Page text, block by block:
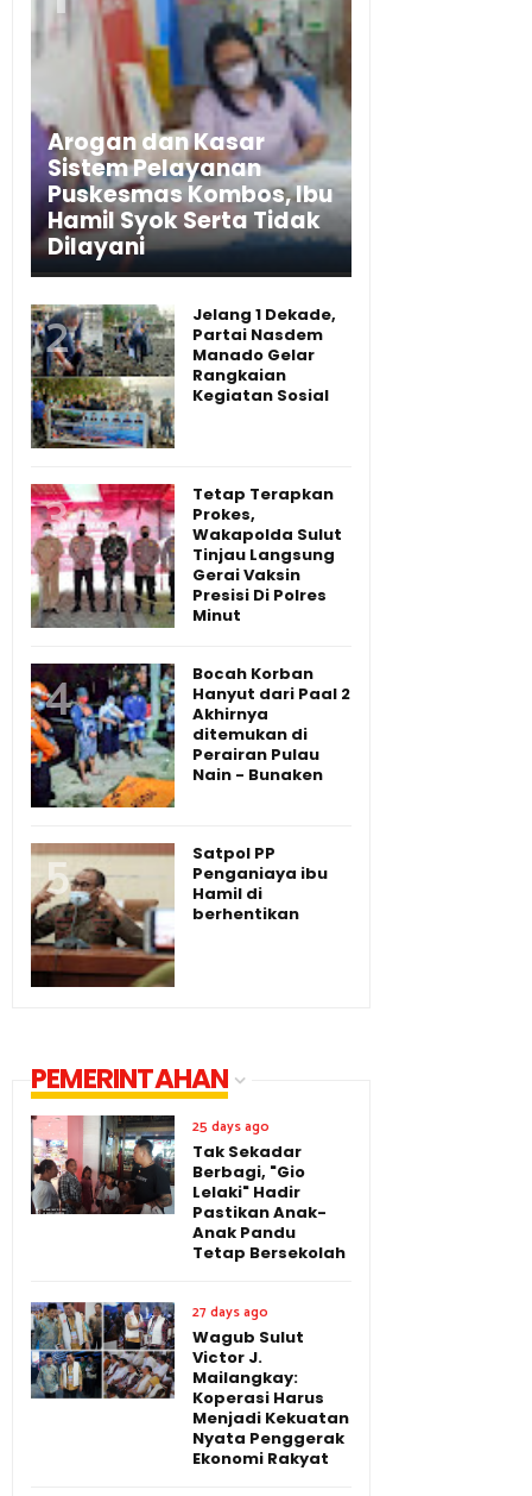
Arogan dan Kasar
Sistem Pelayanan
Puskesmas Kombos, Ibu
Hamil Syok Serta Tidak
Dilayani
Jelang 1 Dekade,
Partai Nasdem
Manado Gelar
Rangkaian
Kegiatan Sosial
Tetap Terapkan
Prokes,
Wakapolda Sulut
Tinjau Langsung
Gerai Vaksin
Presisi Di Polres
Minut
Bocah Korban
Hanyut dari Paal 2
Akhirnya
ditemukan di
Perairan Pulau
Nain - Bunaken
Satpol PP
Penganiaya ibu
Hamil di
berhentikan
PEMERINTAHAN
25 days ago
Tak Sekadar
Berbagi, "Gio
Lelaki" Hadir
Pastikan Anak-
Anak Pandu
Tetap Bersekolah
27 days ago
Wagub Sulut
Victor J.
Mailangkay:
Koperasi Harus
Menjadi Kekuatan
Nyata Penggerak
Ekonomi Rakyat